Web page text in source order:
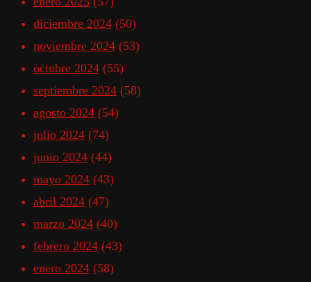
diciembre 2024 (50)
noviembre 2024 (53)
octubre 2024 (55)
septiembre 2024 (58)
agosto 2024 (54)
julio 2024 (74)
junio 2024 (44)
mayo 2024 (43)
abril 2024 (47)
marzo 2024 (40)
febrero 2024 (43)
enero 2024 (58)